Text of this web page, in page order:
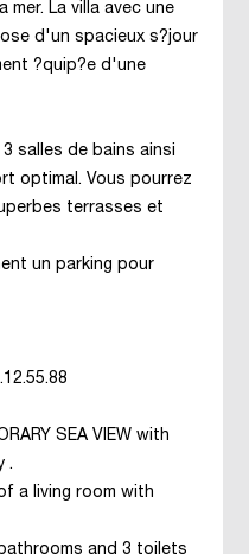
mer. La villa avec une
d'un spacieux s?jour
?quip?e d'une
salles de bains ainsi
optimal. Vous pourrez
terrasses et
un parking pour
SEA VIEW with
.
a living room with
and 3 toilets